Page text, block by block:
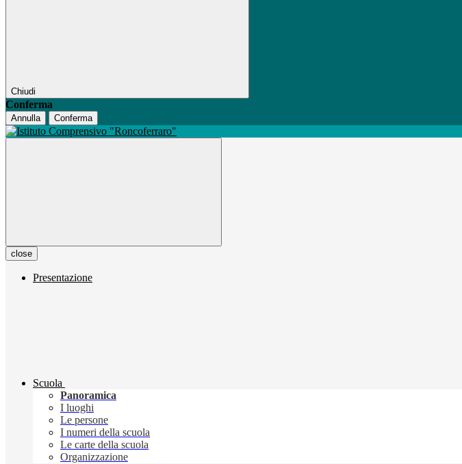
Chiudi
Conferma
Annulla Conferma
close
Presentazione
Scuola
Panoramica
I luoghi
Le persone
I numeri della scuola
Le carte della scuola
Organizzazione